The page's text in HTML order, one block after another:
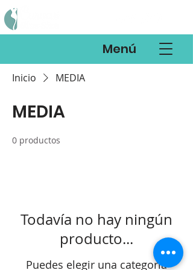
Menú
Inicio MEDIA
MEDIA
0 productos
Todavía no hay ningún
producto...
Puedes elegir una categoría